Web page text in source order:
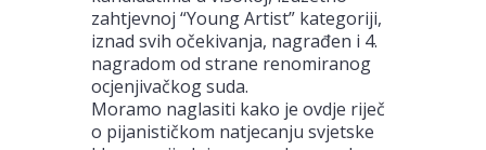
zahtjevnoj “Young Artist” kategoriji,
iznad svih očekivanja, nagrađen i 4.
nagradom od strane renomiranog
ocjenjivačkog suda.
Moramo naglasiti kako je ovdje riječ
o pijanističkom natjecanju svjetske